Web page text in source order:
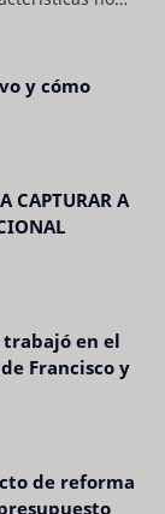
y cómo
CAPTURAR A
en el
Francisco y
de reforma